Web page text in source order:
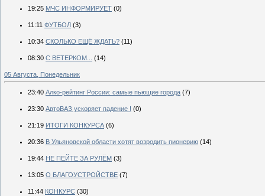
19:25 МЧС ИНФОРМИРУЕТ (0)
11:11 ФУТБОЛ (3)
10:34 СКОЛЬКО ЕЩЁ ЖДАТЬ? (11)
08:30 С ВЕТЕРКОМ... (14)
05 Августа, Понедельник
23:40 Алко-рейтинг России: самые пьющие города (7)
23:30 АвтоВАЗ ускоряет падение ! (0)
21:19 ИТОГИ КОНКУРСА (6)
20:36 В Ульяновской области хотят возродить пионерию (14)
19:44 НЕ ПЕЙТЕ ЗА РУЛЁМ (3)
13:05 О БЛАГОУСТРОЙСТВЕ (7)
11:44 КОНКУРС (30)